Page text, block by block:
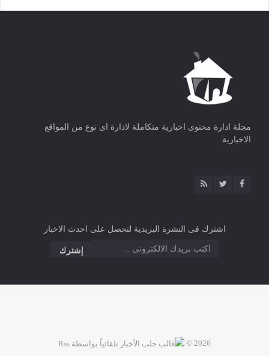
مجلة ادارة محتوى اخبارية متكاملة لادارة اى نوع من المواقع
الاخبارية
اشترك فى النشرة البريدية لتحصل على احدث الاخبار
2026 ©